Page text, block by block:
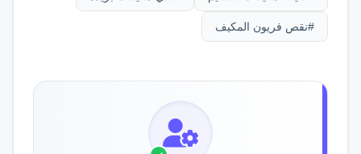
#نقص فريون المكيف